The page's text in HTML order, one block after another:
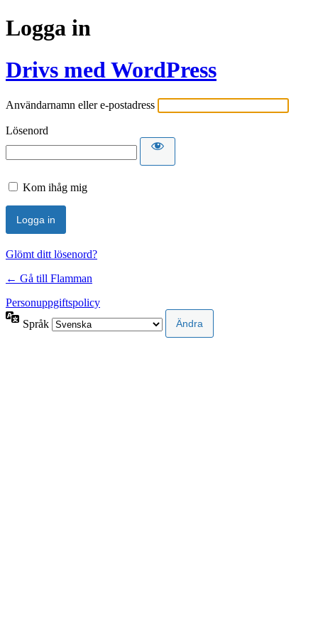
Logga in
Drivs med WordPress
Användarnamn eller e-postadress
Lösenord
Kom ihåg mig
Glömt ditt lösenord?
← Gå till Flamman
Personuppgiftspolicy
Språk